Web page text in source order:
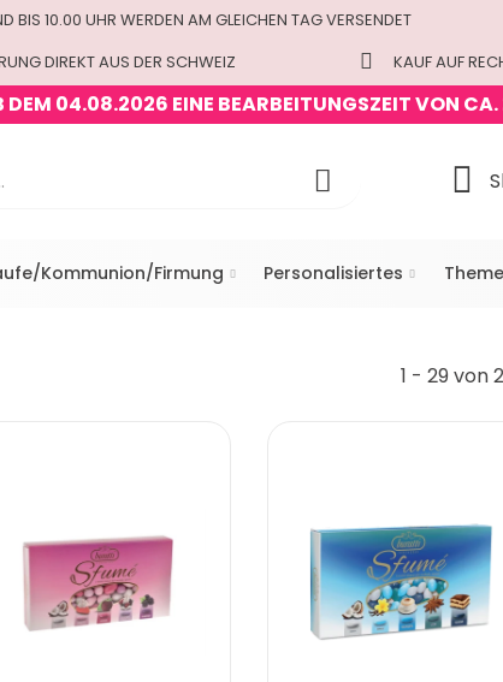
BIS 10.00 UHR WERDEN AM GLEICHEN TAG VERSENDET
DIREKT AUS DER SCHWEIZ KAUF AUF
DEM 04.08.2026 EINE BEARBEITUNGSZEIT VON
Kommunion/Firmung Personalisiertes
1 - 29 von